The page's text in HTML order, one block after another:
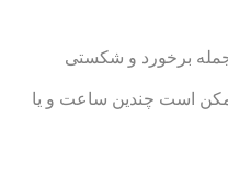
برخورد و شکستی
است چندین ساعت و یا